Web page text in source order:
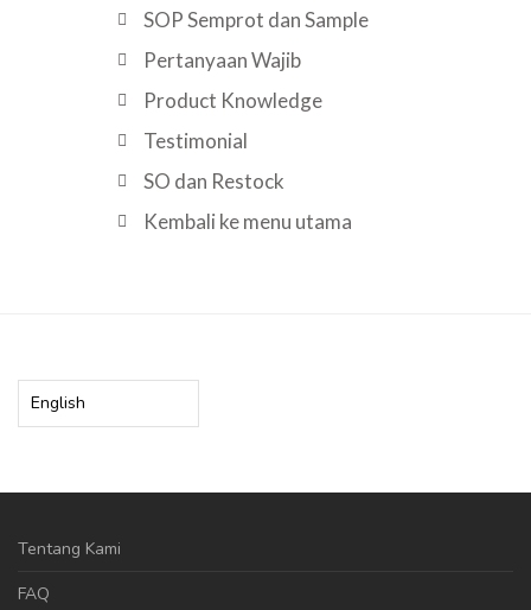
SOP Semprot dan Sample
Pertanyaan Wajib
Product Knowledge
Testimonial
SO dan Restock
Kembali ke menu utama
Tentang Kami
FAQ